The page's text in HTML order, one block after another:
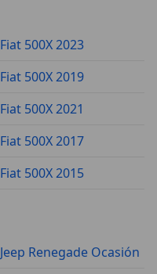
Fiat 500X 2023
Fiat 500X 2019
Fiat 500X 2021
Fiat 500X 2017
Fiat 500X 2015
Jeep Renegade Ocasión